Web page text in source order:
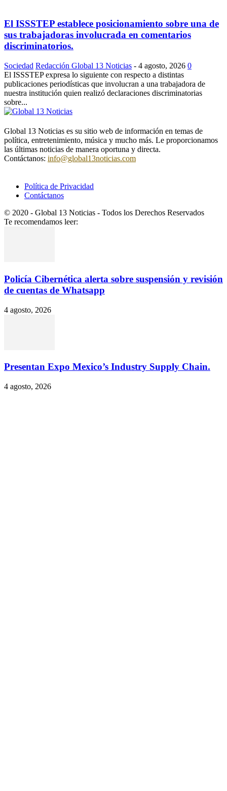
El ISSSTEP establece posicionamiento sobre una de
sus trabajadoras involucrada en comentarios
discriminatorios.
Sociedad Redacción Global 13 Noticias - 4 agosto, 2026 0
El ISSSTEP expresa lo siguiente con respecto a distintas
publicaciones periodísticas que involucran a una trabajadora de
nuestra institución quien realizó declaraciones discriminatorias
sobre...
Global 13 Noticias es su sitio web de información en temas de
política, entretenimiento, música y mucho más. Le proporcionamos
las últimas noticias de manera oportuna y directa.
Contáctanos: info@global13noticias.com
Política de Privacidad
Contáctanos
© 2020 - Global 13 Noticias - Todos los Derechos Reservados
Te recomendamos leer:
Policía Cibernética alerta sobre suspensión y revisión
de cuentas de Whatsapp
4 agosto, 2026
Presentan Expo Mexico’s Industry Supply Chain.
4 agosto, 2026